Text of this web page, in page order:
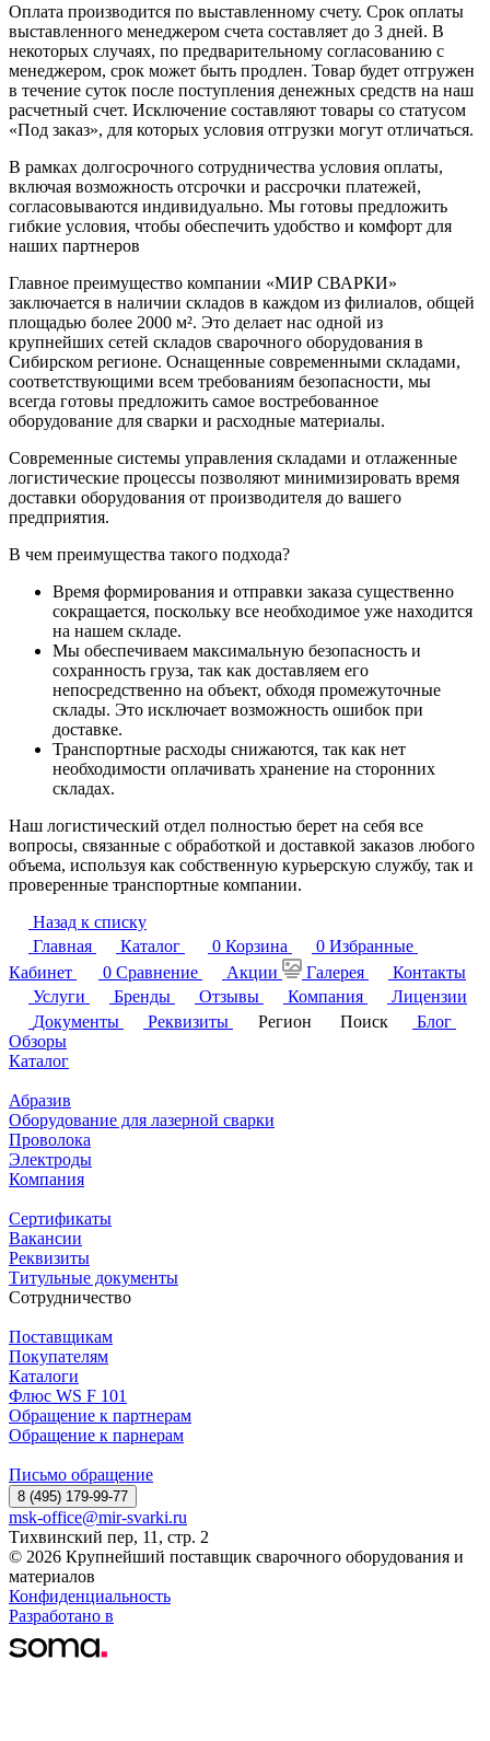
Оплата производится по выставленному счету. Срок оплаты
выставленного менеджером счета составляет до 3 дней. В
некоторых случаях, по предварительному согласованию с
менеджером, срок может быть продлен. Товар будет отгружен
в течение суток после поступления денежных средств на наш
расчетный счет. Исключение составляют товары со статусом
«Под заказ», для которых условия отгрузки могут отличаться.
В рамках долгосрочного сотрудничества условия оплаты,
включая возможность отсрочки и рассрочки платежей,
согласовываются индивидуально. Мы готовы предложить
гибкие условия, чтобы обеспечить удобство и комфорт для
наших партнеров
Главное преимущество компании «МИР СВАРКИ»
заключается в наличии складов в каждом из филиалов, общей
площадью более 2000 м². Это делает нас одной из
крупнейших сетей складов сварочного оборудования в
Сибирском регионе. Оснащенные современными складами,
соответствующими всем требованиям безопасности, мы
всегда готовы предложить самое востребованное
оборудование для сварки и расходные материалы.
Современные системы управления складами и отлаженные
логистические процессы позволяют минимизировать время
доставки оборудования от производителя до вашего
предприятия.
В чем преимущества такого подхода?
Время формирования и отправки заказа существенно
сокращается, поскольку все необходимое уже находится
на нашем складе.
Мы обеспечиваем максимальную безопасность и
сохранность груза, так как доставляем его
непосредственно на объект, обходя промежуточные
склады. Это исключает возможность ошибок при
доставке.
Транспортные расходы снижаются, так как нет
необходимости оплачивать хранение на сторонних
складах.
Наш логистический отдел полностью берет на себя все
вопросы, связанные с обработкой и доставкой заказов любого
объема, используя как собственную курьерскую службу, так и
проверенные транспортные компании.
Назад к списку
Главная
Каталог 0 Корзина 0 Избранные
Кабинет
0 Сравнение Акции Галерея
Контакты
Услуги
Бренды Отзывы Компания
Лицензии
Документы
Реквизиты Регион Поиск
Блог
Обзоры
Каталог
Абразив
Оборудование для лазерной сварки
Проволока
Электроды
Компания
Сертификаты
Вакансии
Реквизиты
Титульные документы
Сотрудничество
Поставщикам
Покупателям
Каталоги
Флюс WS F 101
Обращение к партнерам
Обращение к парнерам
Письмо обращение
8 (495) 179-99-77
msk-office@mir-svarki.ru
Тихвинский пер, 11, стр. 2
© 2026 Крупнейший поставщик сварочного оборудования и
материалов
Конфиденциальность
Разработано в